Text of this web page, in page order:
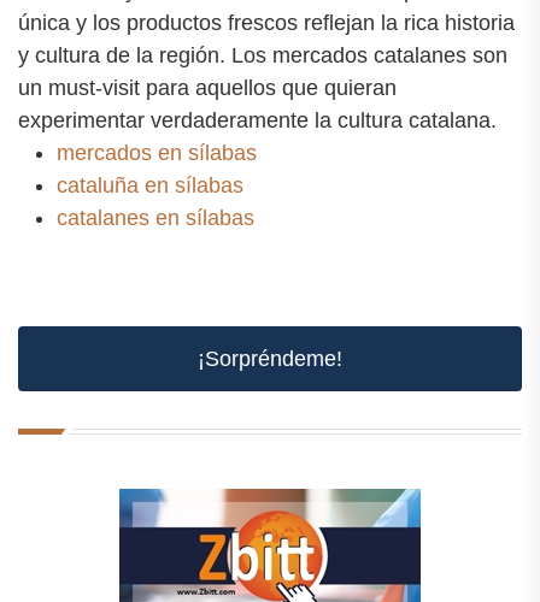
única y los productos frescos reflejan la rica historia
y cultura de la región. Los mercados catalanes son
un must-visit para aquellos que quieran
experimentar verdaderamente la cultura catalana.
mercados en sílabas
cataluña en sílabas
catalanes en sílabas
¡Sorpréndeme!